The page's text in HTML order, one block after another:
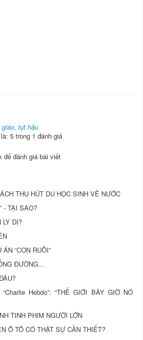
giáo, tụt hậu
5 trong 1 đánh giá
để đánh giá bài viết
THU HÚT DU HỌC SINH VỀ NƯỚC
- TẠI SAO?
LY DỊ?
“CON RUỒI”
ĐƯỜNG...
Hebdo”: “THẾ GIỚI BÂY GIỜ NÓ
TINH PHIM NGƯỜI LỚN
Ô TÔ CÓ THẬT SỰ CẦN THIẾT?